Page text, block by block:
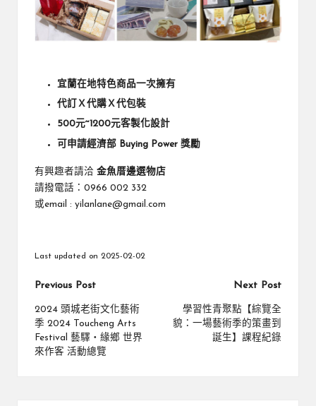
微
體
宜蘭在地特色商品一次擁有
代訂Ｘ代購Ｘ代包裝
500元~1200元客製化設計
可申請經濟部 Buying Power 獎勵
有興趣者請洽 金魚厝邊選物店
請撥電話：0966 002 332
或email : yilanlane@gmail.com
Last updated on 2025-02-02
Post
navigation
Previous Post
2024 頭城老街文化藝術
季 2024 Toucheng Arts
Festival 藝驛・緣鄉 世界
來作客 活動總覽
Next Post
學習性青聚點【綜覽全
貌：一場藝術季的策畫到
誕生】課程紀錄